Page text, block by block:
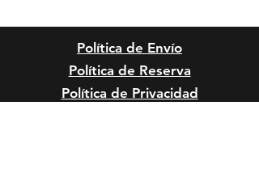
Política de Envío
Política de Reserva
Política de Privacidad